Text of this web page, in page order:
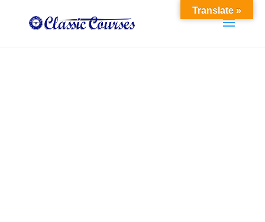
Translate »